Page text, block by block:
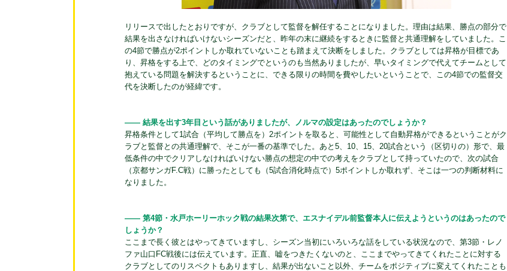
リリースで出したとおりですが、クラブとして監督を解任することになりました。理由は結果、勝点の部分で
結果を出さなければいけないシーズンだと、昨年の末に継続をするときに監督と共通理解をしていました。こ
の4節で勝点が2ポイントしか取れていないことも踏まえて決断をしました。クラブとしては昇格が目標であ
り、昇格をする上で、どのタイミングでというのも当然ありましたが、早いタイミングで代えてチームとして
抱えている問題を解決するということに、できる限りの時間を費やしたいということで、この4節での監督交
代を決断したのが経緯です。
―― 結果を出す3年目という話がありましたが、ノルマの設定はあったのでしょうか？
昇格条件として1試合（平均して勝点を）2ポイントを取ると、可能性として自動昇格ができるということがク
ラブと監督との共通理解で、そこが一番の基準でした。あと5、10、15、20試合という（区切りの）形で、最
低条件の中でクリアしなければいけない勝点の想定の中での考えをクラブとして持っていたので、次の試合
（京都サンガF.C戦）に勝ったとしても（5試合消化時点で）5ポイントしか取れず、そこは一つの判断材料に
なりました。
―― 第4節・水戸ホーリーホック戦の結果次第で、エスナイデル前監督本人に伝えようというのはあったので
しょうか？
ここまで長く彼とはやってきていますし、シーズン当初にいろいろな話をしている状況なので、第3節・レノ
ファ山口FC戦後には伝えています。正直、嘘をつきたくないのと、ここまでやってきてくれたことに対する
クラブとしてのリスペクトもありますし、結果が出ないこと以外、チームをポジティブに変えてくれたことも